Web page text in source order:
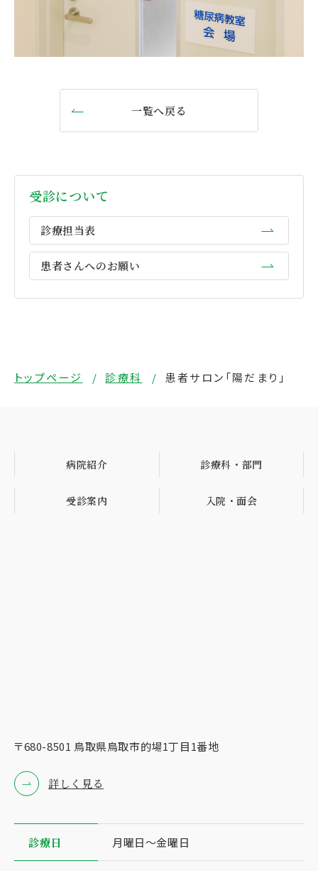
一覧へ戻る
受診について
診療担当表
患者さんへのお願い
トップページ 診療科 患者サロン「陽だまり」
病院紹介 診療科・部門
受診案内 入院・面会
〒680-8501 ⿃取県⿃取市的場1丁⽬1番地
詳しく見る
診療⽇ ⽉曜⽇〜⾦曜⽇